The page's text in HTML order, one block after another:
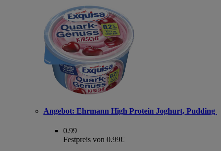
Angebot: Ehrmann High Protein Joghurt, Pudding
0.99
Festpreis von 0.99€